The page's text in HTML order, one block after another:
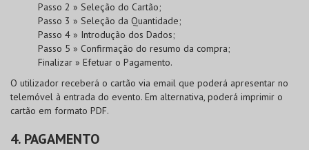
Passo 2 » Seleção do Cartão;
Passo 3 » Seleção da Quantidade;
Passo 4 » Introdução dos Dados;
Passo 5 » Confirmação do resumo da compra;
Finalizar » Efetuar o Pagamento.
O utilizador receberá o cartão via email que poderá apresentar no
telemóvel à entrada do evento. Em alternativa, poderá imprimir o
cartão em formato PDF.
4. PAGAMENTO